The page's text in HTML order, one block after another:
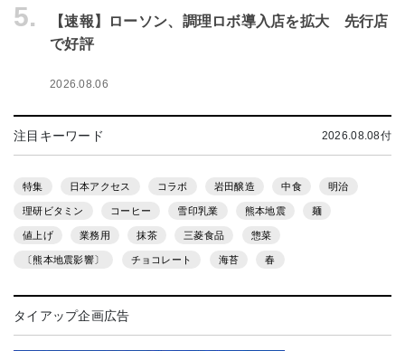
5.
【速報】ローソン、調理ロボ導入店を拡大 先行店
で好評
2026.08.06
注目キーワード 2026.08.08付
特集 日本アクセス コラボ 岩田醸造 中食 明治
理研ビタミン コーヒー 雪印乳業 熊本地震 麺
値上げ 業務用 抹茶 三菱食品 惣菜
〔熊本地震影響〕 チョコレート 海苔 春
タイアップ企画広告